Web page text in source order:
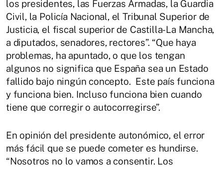
los presidentes, las Fuerzas Armadas, la Guardia
Civil, la Policía Nacional, el Tribunal Superior de
Justicia, el fiscal superior de Castilla-La Mancha,
a diputados, senadores, rectores”. “Que haya
problemas, ha apuntado, o que los tengan
algunos no significa que España sea un Estado
fallido bajo ningún concepto. Este país funciona
y funciona bien. Incluso funciona bien cuando
tiene que corregir o autocorregirse”.
En opinión del presidente autonómico, el error
más fácil que se puede cometer es hundirse.
“Nosotros no lo vamos a consentir. Los